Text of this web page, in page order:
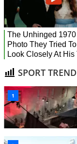
SPORT TREND